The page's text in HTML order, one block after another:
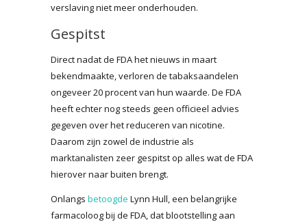
verslaving niet meer onderhouden.
Gespitst
Direct nadat de FDA het nieuws in maart
bekendmaakte, verloren de tabaksaandelen
ongeveer 20 procent van hun waarde. De FDA
heeft echter nog steeds geen officieel advies
gegeven over het reduceren van nicotine.
Daarom zijn zowel de industrie als
marktanalisten zeer gespitst op alles wat de FDA
hierover naar buiten brengt.
Onlangs betoogde Lynn Hull, een belangrijke
farmacoloog bij de FDA, dat blootstelling aan